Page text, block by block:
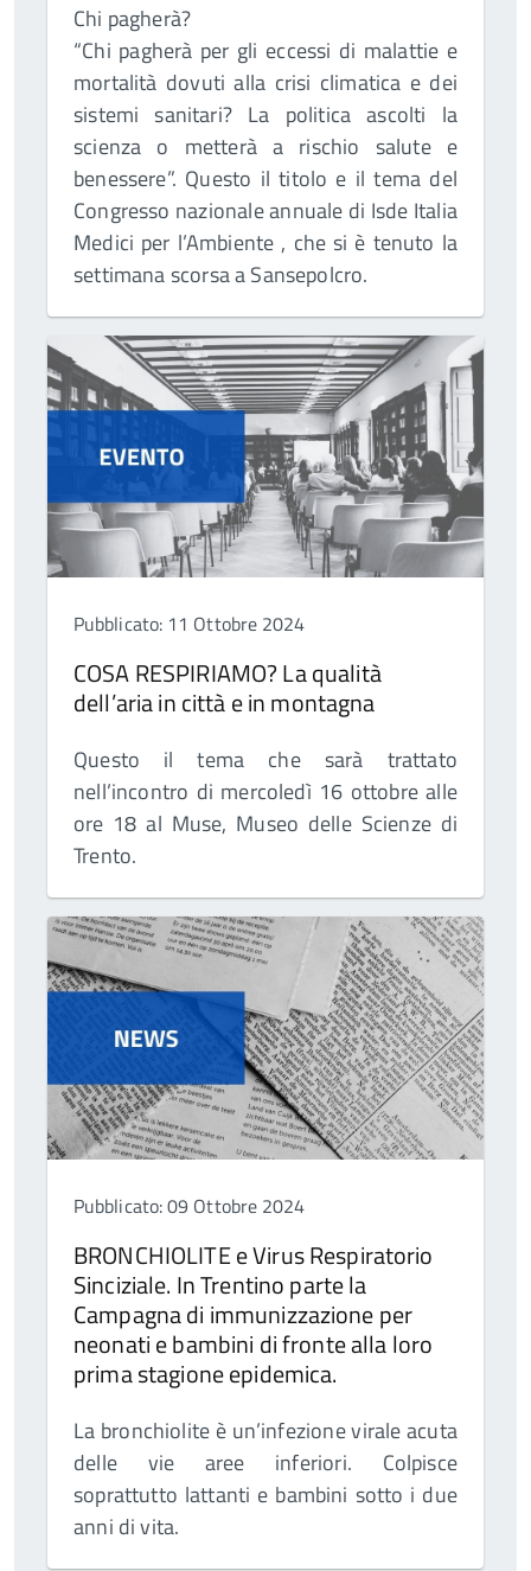
Chi pagherà?
“Chi pagherà per gli eccessi di malattie e
mortalità dovuti alla crisi climatica e dei
sistemi sanitari? La politica ascolti la
scienza o metterà a rischio salute e
benessere”. Questo il titolo e il tema del
Congresso nazionale annuale di Isde Italia
Medici per l’Ambiente , che si è tenuto la
settimana scorsa a Sansepolcro.
Pubblicato: 11 Ottobre 2024
COSA RESPIRIAMO? La qualità
dell’aria in città e in montagna
Questo il tema che sarà trattato
nell’incontro di mercoledì 16 ottobre alle
ore 18 al Muse, Museo delle Scienze di
Trento.
Pubblicato: 09 Ottobre 2024
BRONCHIOLITE e Virus Respiratorio
Sinciziale. In Trentino parte la
Campagna di immunizzazione per
neonati e bambini di fronte alla loro
prima stagione epidemica.
La bronchiolite è un’infezione virale acuta
delle vie aree inferiori. Colpisce
soprattutto lattanti e bambini sotto i due
anni di vita.